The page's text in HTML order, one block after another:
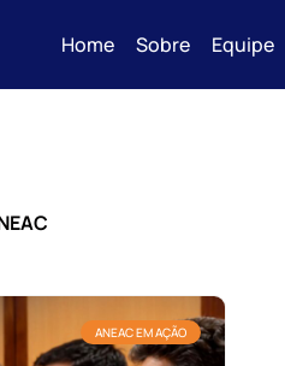
Home Sobre Equipe
ANEAC EM AÇÃO